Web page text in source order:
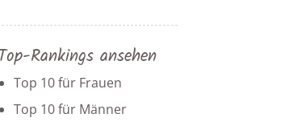
Rankings ansehen
Top 10 für Frauen
Top 10 für Männer